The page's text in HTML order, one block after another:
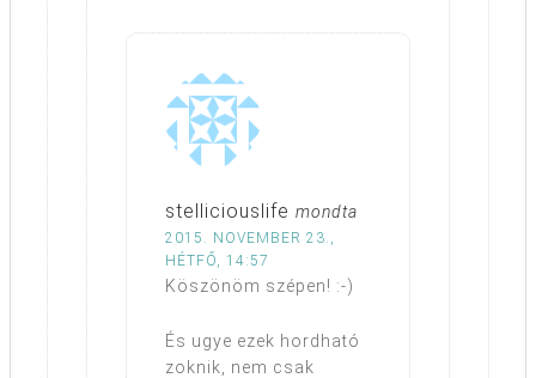
stelliciouslife mondta
2015. NOVEMBER 23.,
HÉTFŐ, 14:57
Köszönöm szépen! :-)
És ugye ezek hordható
zoknik, nem csak